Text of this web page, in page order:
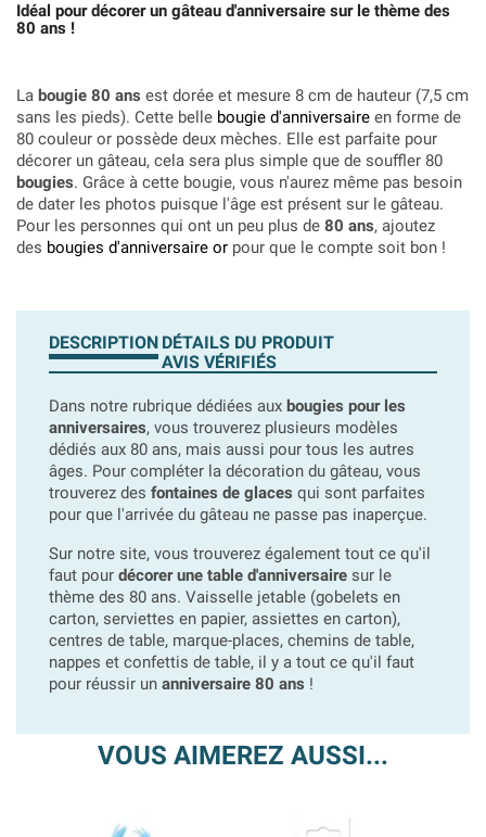
Idéal pour décorer un gâteau d'anniversaire sur le thème des
80 ans !
La bougie 80 ans est dorée et mesure 8 cm de hauteur (7,5 cm
sans les pieds). Cette belle bougie d'anniversaire en forme de
80 couleur or possède deux mèches. Elle est parfaite pour
décorer un gâteau, cela sera plus simple que de souffler 80
bougies. Grâce à cette bougie, vous n'aurez même pas besoin
de dater les photos puisque l'âge est présent sur le gâteau.
Pour les personnes qui ont un peu plus de 80 ans, ajoutez
des bougies d'anniversaire or pour que le compte soit bon !
DESCRIPTION DÉTAILS DU PRODUIT
AVIS VÉRIFIÉS
Dans notre rubrique dédiées aux bougies pour les
anniversaires, vous trouverez plusieurs modèles
dédiés aux 80 ans, mais aussi pour tous les autres
âges. Pour compléter la décoration du gâteau, vous
trouverez des fontaines de glaces qui sont parfaites
pour que l'arrivée du gâteau ne passe pas inaperçue.
Sur notre site, vous trouverez également tout ce qu'il
faut pour décorer une table d'anniversaire sur le
thème des 80 ans. Vaisselle jetable (gobelets en
carton, serviettes en papier, assiettes en carton),
centres de table, marque-places, chemins de table,
nappes et confettis de table, il y a tout ce qu'il faut
pour réussir un anniversaire 80 ans !
VOUS AIMEREZ AUSSI...